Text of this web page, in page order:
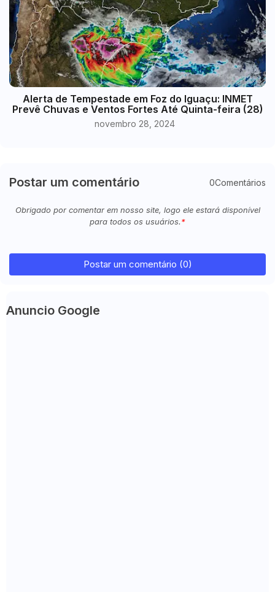
Alerta de Tempestade em Foz do Iguaçu: INMET
Prevê Chuvas e Ventos Fortes Até Quinta-feira (28)
novembro 28, 2024
Postar um comentário 0Comentários
Obrigado por comentar em nosso site, logo ele estará disponível
para todos os usuários.
Postar um comentário (0)
Anuncio Google